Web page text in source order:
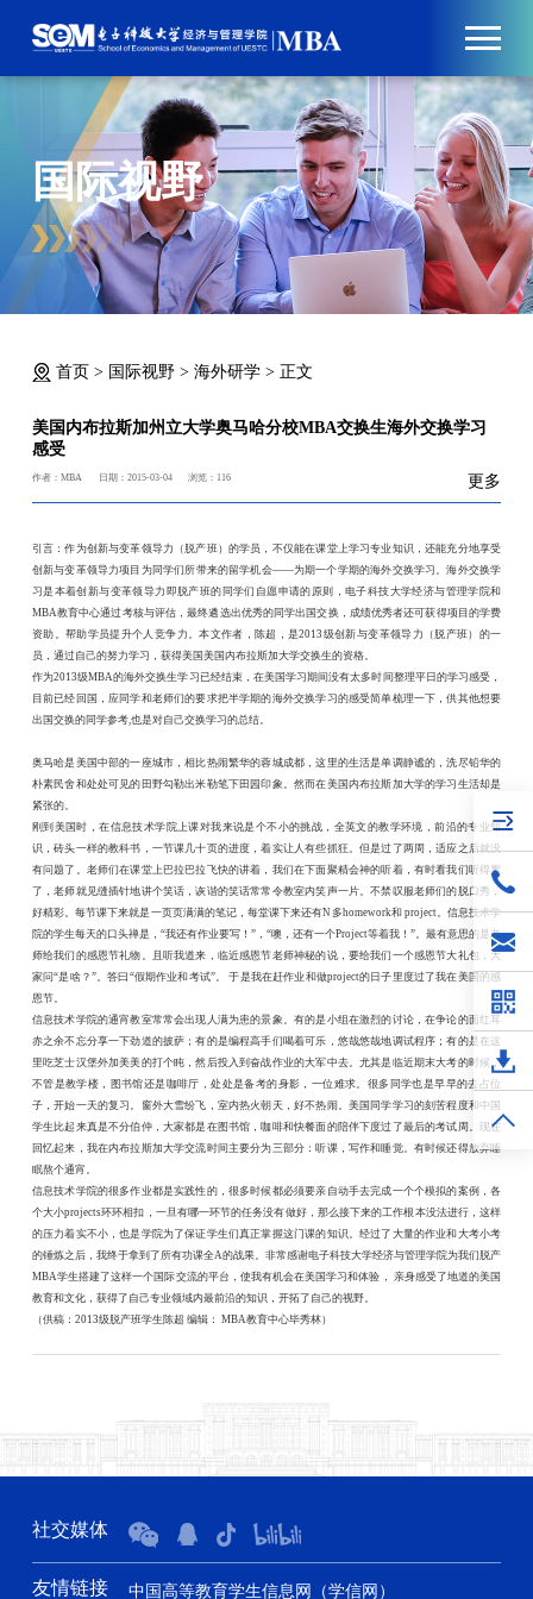
国际视野
首页 > 国际视野 > 海外研学 >正文
美国内布拉斯加州立大学奥马哈分校MBA交换生海外交换学习
感受
作者：MBA 日期：2015-03-04 浏览： 116 更多
引言：作为创新与变革领导力（脱产班）的学员，不仅能在课堂上学习专业知识，还能充分地享受
创新与变革领导力项目为同学们所带来的留学机会——为期一个学期的海外交换学习。海外交换学
习是本着创新与变革领导力即脱产班的同学们自愿申请的原则，电子科技大学经济与管理学院和
MBA教育中心通过考核与评估，最终遴选出优秀的同学出国交换，成绩优秀者还可获得项目的学费
资助。帮助学员提升个人竞争力。本文作者，陈超，是2013级创新与变革领导力（脱产班）的一
员，通过自己的努力学习，获得美国美国内布拉斯加大学交换生的资格。
作为2013级MBA的海外交换生学习已经结束，在美国学习期间没有太多时间整理平日的学习感受，
目前已经回国，应同学和老师们的要求把半学期的海外交换学习的感受简单梳理一下，供其他想要
出国交换的同学参考,也是对自己交换学习的总结。
奥马哈是美国中部的一座城市，相比热闹繁华的蓉城成都，这里的生活是单调静谧的，洗尽铅华的
朴素民舍和处处可见的田野勾勒出米勒笔下田园印象。然而在美国内布拉斯加大学的学习生活却是
紧张的。
刚到美国时，在信息技术学院上课对我来说是个不小的挑战，全英文的教学环境，前沿的专业知
识，砖头一样的教科书，一节课几十页的进度，着实让人有些抓狂。但是过了两周，适应之后就没
有问题了。老师们在课堂上巴拉巴拉飞快的讲着，我们在下面聚精会神的听着，有时看我们听得累
了，老师就见缝插针地讲个笑话，诙谐的笑话常常令教室内笑声一片。不禁叹服老师们的脱口秀，
好精彩。每节课下来就是一页页满满的笔记，每堂课下来还有N多homework和 project。信息技术学
院的学生每天的口头禅是，“我还有作业要写！”，“噢，还有一个Project等着我！”。最有意思的是老
师给我们的感恩节礼物。且听我道来，临近感恩节老师神秘的说，要给我们一个感恩节大礼包，大
家问“是啥？”。答曰“假期作业和考试”。 于是我在赶作业和做project的日子里度过了我在美国的感
恩节。
信息技术学院的通宵教室常常会出现人满为患的景象。有的是小组在激烈的讨论，在争论的面红耳
赤之余不忘分享一下劲道的披萨；有的是编程高手们喝着可乐，悠哉悠哉地调试程序；有的是在这
里吃芝士汉堡外加美美的打个盹，然后投入到奋战作业的大军中去。尤其是临近期末大考的时候，
不管是教学楼，图书馆还是咖啡厅，处处是备考的身影，一位难求。很多同学也是早早的去占位
子，开始一天的复习。窗外大雪纷飞，室内热火朝天，好不热闹。美国同学学习的刻苦程度和中国
学生比起来真是不分伯仲，大家都是在图书馆，咖啡和快餐面的陪伴下度过了最后的考试周。现在
回忆起来，我在内布拉斯加大学交流时间主要分为三部分：听课，写作和睡觉。有时候还得放弃睡
眠熬个通宵。
信息技术学院的很多作业都是实践性的，很多时候都必须要亲自动手去完成一个个模拟的案例，各
个大小projects环环相扣，一旦有哪一环节的任务没有做好，那么接下来的工作根本没法进行，这样
的压力着实不小，也是学院为了保证学生们真正掌握这门课的知识。经过了大量的作业和大考小考
的锤炼之后，我终于拿到了所有功课全A的战果。非常感谢电子科技大学经济与管理学院为我们脱产
MBA学生搭建了这样一个国际交流的平台，使我有机会在美国学习和体验， 亲身感受了地道的美国
教育和文化，获得了自己专业领域内最前沿的知识，开拓了自己的视野。
（供稿：2013级脱产班学生陈超 编辑： MBA教育中心毕秀林）
社交媒体
友情链接 中国高等教育学生信息网（学信网）